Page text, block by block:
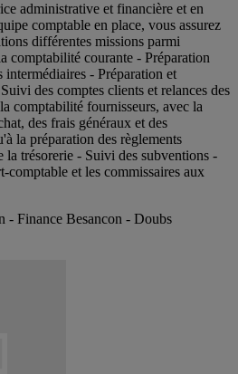
administrative et financière et en
comptable en place, vous assurez
différentes missions parmi
comptabilité courante - Préparation
intermédiaires - Préparation et
des comptes clients et relances des
comptabilité fournisseurs, avec la
des frais généraux et des
la préparation des règlements
la trésorerie - Suivi des subventions -
comptable et les commissaires aux
- Finance Besancon - Doubs